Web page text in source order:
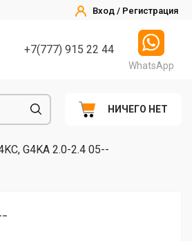
Вход / Регистрация
+7(777) 915 22 44
WhatsApp
НИЧЕГО НЕТ
G4KA 2.0-2.4 05--